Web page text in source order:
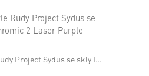
Fotochromatické brýle Rudy Project Sydus se skly ImpactX™ Photochromic 2 Laser Purple